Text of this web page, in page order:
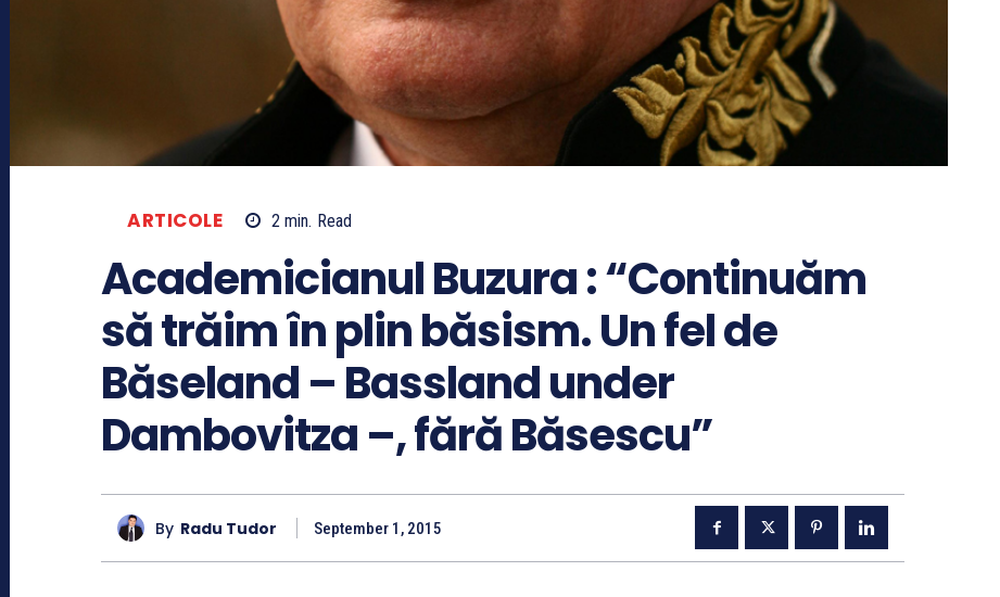
ARTICOLE 2 min. Read
Academicianul Buzura : “Continuăm
să trăim în plin băsism. Un fel de
Băseland – Bassland under
Dambovitza –, fără Băsescu”
By Radu Tudor September 1, 2015